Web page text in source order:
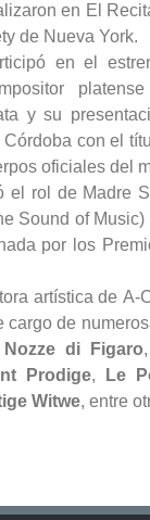
en El
de Nueva York.
en el
y su
con el
oficiales del
el rol de Madre
Sound of Music)
por los
artística de A-
cargo de
Nozze di Figaro,
Prodige, Le
Witwe​, entre